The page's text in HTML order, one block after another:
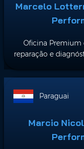
Marcelo
Oficina Premium
reparação e
Paraguai
Marcio